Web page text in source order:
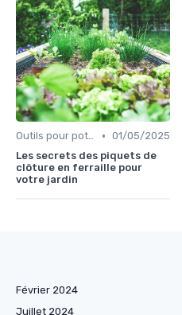
Outils pour potagers • 01/05/2025
Les secrets des piquets de
clôture en ferraille pour
votre jardin
Février 2024
Juillet 2024